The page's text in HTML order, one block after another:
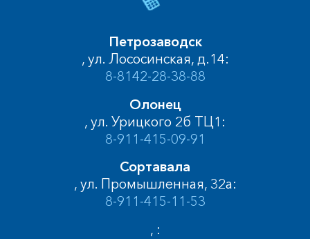
Петрозаводск
, ул. Лососинская, д.14:
8-8142-28-38-88
Олонец
, ул. Урицкого 2б ТЦ1:
8-911-415-09-91
Сортавала
, ул. Промышленная, 32а:
8-911-415-11-53
, :